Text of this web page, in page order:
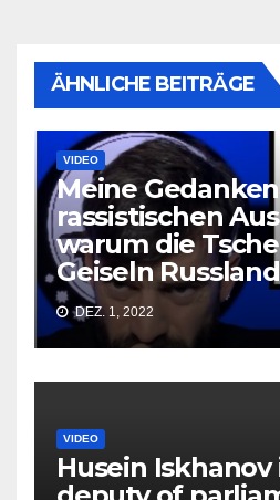
ÄHNLICHE BEITRÄGE
VIDEO
Meine
rassistischen
warum die
Geiseln
DEZ. 1, 2022
VIDEO
Husein Iskhanov